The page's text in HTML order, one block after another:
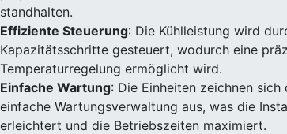
standhalten.
Effiziente Steuerung: Die Kühlleistung wird
Kapazitätsschritte gesteuert, wodurch eine
Temperaturregelung ermöglicht wird.
Einfache Wartung: Die Einheiten zeichnen sich
einfache Wartungsverwaltung aus, was die
erleichtert und die Betriebszeiten maximiert.